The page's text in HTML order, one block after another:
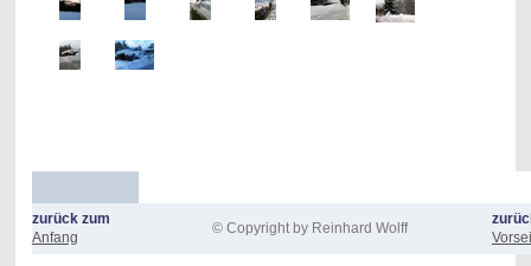
zurück zum
Anfang
© Copyright by Reinhard Wolff